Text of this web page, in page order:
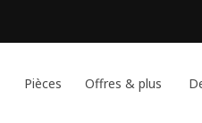
Pièces Offres & plus